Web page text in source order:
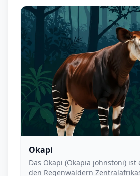
Okapi
Das Okapi (Okapia johnstoni) ist
den Regenwäldern